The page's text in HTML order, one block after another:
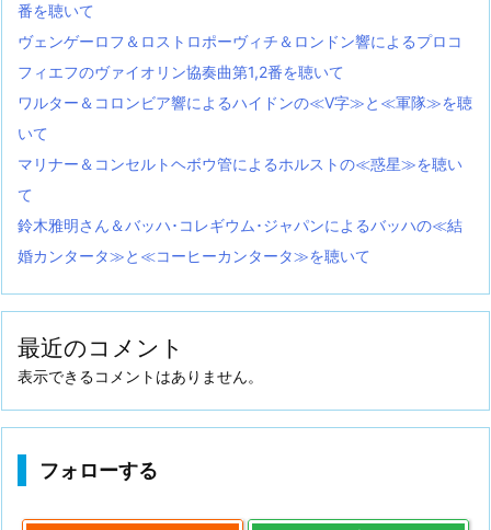
番を聴いて
ヴェンゲーロフ＆ロストロポーヴィチ＆ロンドン響によるプロコ
フィエフのヴァイオリン協奏曲第1,2番を聴いて
ワルター＆コロンビア響によるハイドンの≪V字≫と≪軍隊≫を聴
いて
マリナー＆コンセルトヘボウ管によるホルストの≪惑星≫を聴い
て
鈴木雅明さん＆バッハ･コレギウム･ジャパンによるバッハの≪結
婚カンタータ≫と≪コーヒーカンタータ≫を聴いて
最近のコメント
表示できるコメントはありません。
フォローする